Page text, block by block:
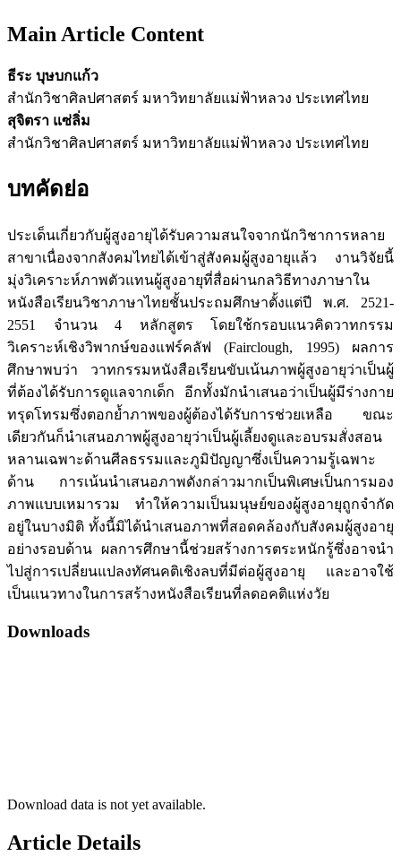
Main Article Content
ธีระ บุษบกแก้ว
สำนักวิชาศิลปศาสตร์ มหาวิทยาลัยแม่ฟ้าหลวง ประเทศไทย
สุจิตรา แซ่ลิ่ม
สำนักวิชาศิลปศาสตร์ มหาวิทยาลัยแม่ฟ้าหลวง ประเทศไทย
บทคัดย่อ
ประเด็นเกี่ยวกับผู้สูงอายุได้รับความสนใจจากนักวิชาการหลาย
สาขาเนื่องจากสังคมไทยได้เข้าสู่สังคมผู้สูงอายุแล้ว งานวิจัยนี้
มุ่งวิเคราะห์ภาพตัวแทนผู้สูงอายุที่สื่อผ่านกลวิธีทางภาษาใน
หนังสือเรียนวิชาภาษาไทยชั้นประถมศึกษาตั้งแต่ปี พ.ศ. 2521-
2551 จำนวน 4 หลักสูตร โดยใช้กรอบแนวคิดวาทกรรม
วิเคราะห์เชิงวิพากษ์ของแฟร์คลัฟ (Fairclough, 1995) ผลการ
ศึกษาพบว่า วาทกรรมหนังสือเรียนขับเน้นภาพผู้สูงอายุว่าเป็นผู้
ที่ต้องได้รับการดูแลจากเด็ก อีกทั้งมักนำเสนอว่าเป็นผู้มีร่างกาย
ทรุดโทรมซึ่งตอกย้ำภาพของผู้ต้องได้รับการช่วยเหลือ ขณะ
เดียวกันก็นำเสนอภาพผู้สูงอายุว่าเป็นผู้เลี้ยงดูและอบรมสั่งสอน
หลานเฉพาะด้านศีลธรรมและภูมิปัญญาซึ่งเป็นความรู้เฉพาะ
ด้าน การเน้นนำเสนอภาพดังกล่าวมากเป็นพิเศษเป็นการมอง
ภาพแบบเหมารวม ทำให้ความเป็นมนุษย์ของผู้สูงอายุถูกจำกัด
อยู่ในบางมิติ ทั้งนี้มิได้นำเสนอภาพที่สอดคล้องกับสังคมผู้สูงอายุ
อย่างรอบด้าน ผลการศึกษานี้ช่วยสร้างการตระหนักรู้ซึ่งอาจนำ
ไปสู่การเปลี่ยนแปลงทัศนคติเชิงลบที่มีต่อผู้สูงอายุ และอาจใช้
เป็นแนวทางในการสร้างหนังสือเรียนที่ลดอคติแห่งวัย
Downloads
Download data is not yet available.
Article Details